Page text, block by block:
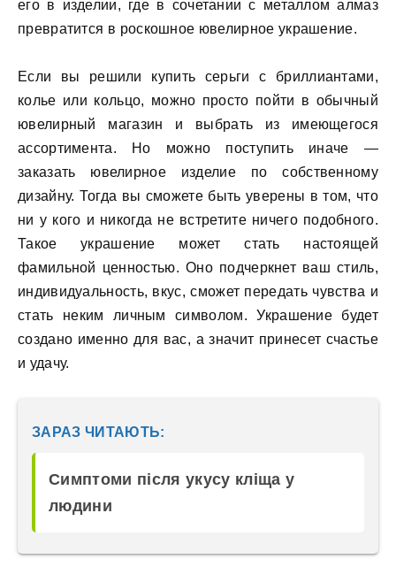
его в изделии, где в сочетании с металлом алмаз
превратится в роскошное ювелирное украшение.
Если вы решили купить серьги с бриллиантами,
колье или кольцо, можно просто пойти в обычный
ювелирный магазин и выбрать из имеющегося
ассортимента. Но можно поступить иначе —
заказать ювелирное изделие по собственному
дизайну. Тогда вы сможете быть уверены в том, что
ни у кого и никогда не встретите ничего подобного.
Такое украшение может стать настоящей
фамильной ценностью. Оно подчеркнет ваш стиль,
индивидуальность, вкус, сможет передать чувства и
стать неким личным символом. Украшение будет
создано именно для вас, а значит принесет счастье
и удачу.
ЗАРАЗ ЧИТАЮТЬ:
Симптоми після укусу кліща у
людини